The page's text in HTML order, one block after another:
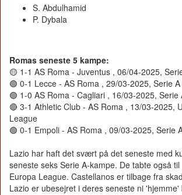
S. Abdulhamid
P. Dybala
Romas seneste 5 kampe:
🟡 1-1 AS Roma - Juventus , 06/04-2025,
🟢 0-1 Lecce - AS Roma , 29/03-2025, Serie A
🟢 1-0 AS Roma - Cagliari , 16/03-2025, Serie
🔴 3-1 Athletic Club - AS Roma , 13/03-2025,
League
🟢 0-1 Empoli - AS Roma , 09/03-2025, Serie
Lazio har haft det svært på det seneste med
seneste seks Serie A-kampe. De tabte også
Europa League. Castellanos er tilbage fra
Lazio er ubesejret i deres seneste ni